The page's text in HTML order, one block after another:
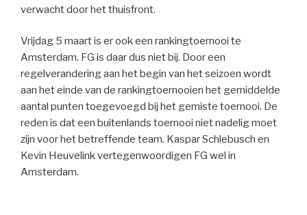
verwacht door het thuisfront.
Vrijdag 5 maart is er ook een rankingtoernooi te
Amsterdam. FG is daar dus niet bij. Door een
regelverandering aan het begin van het seizoen wordt
aan het einde van de rankingtoernooien het gemiddelde
aantal punten toegevoegd bij het gemiste toernooi. De
reden is dat een buitenlands toernooi niet nadelig moet
zijn voor het betreffende team. Kaspar Schlebusch en
Kevin Heuvelink vertegenwoordigen FG wel in
Amsterdam.